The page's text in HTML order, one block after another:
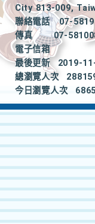
City 813-009,
聯絡電話
07-
傳真
07-
電子信箱
最後更新
2019-
總瀏覽人次
今日瀏覽人次